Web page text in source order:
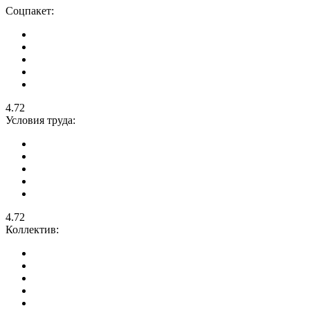
Соцпакет:
4.72
Условия труда:
4.72
Коллектив: